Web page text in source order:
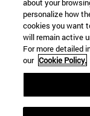
about your
personalize how
cookies you want
will remain active
For more detailed
our Cookie Policy.